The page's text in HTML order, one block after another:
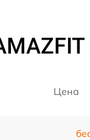
Цена